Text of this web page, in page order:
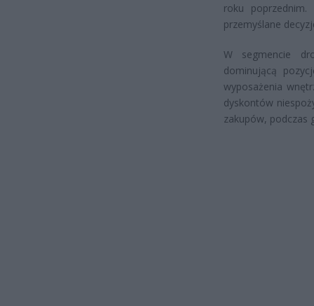
roku
przemyślane
W segmencie
dominującą
wyposażenia
dyskontów
zakupów, podczas